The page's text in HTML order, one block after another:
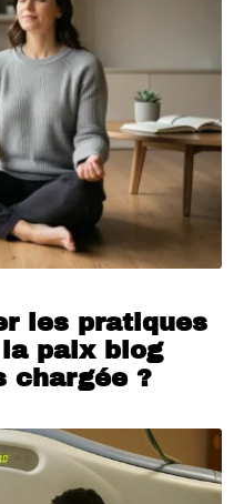
les pratiques
paix blog
chargée ?